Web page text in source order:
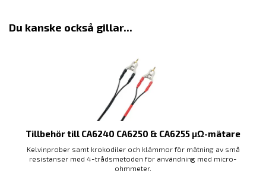
Du kanske också gillar...
Tillbehör till CA6240 CA6250 & CA6255 μΩ-mätare
Kelvinprober samt krokodiler och klämmor för mätning av små
resistanser med 4-trådsmetoden för användning med micro-
ohmmeter.